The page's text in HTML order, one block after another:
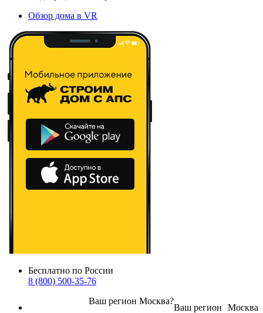
Обзор дома в VR
Бесплатно по России
8 (800) 500-35-76
Москва
Ваш регион
Ваш регион Москва?